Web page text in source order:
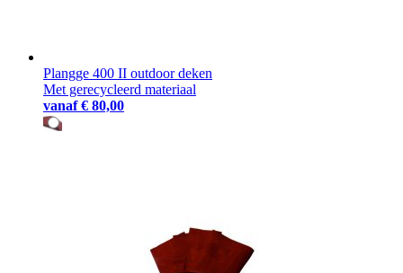
Plangge 400 II outdoor deken
Met gerecycleerd materiaal
vanaf € 80,00